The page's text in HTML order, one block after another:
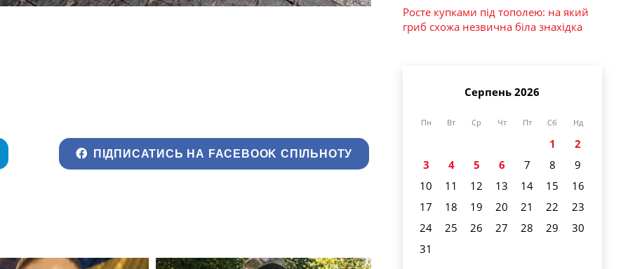
ПІДПИСАТИСЬ НА FACEBOOK СПІЛЬНОТУ
Росте купками під тополею: на який
гриб схожа незвична біла знахідка
Серпень 2026
Пн Вт Ср Чт Пт Сб Нд
1
2
3
4 5 6 7 8
9
10
11 12 13 14 15
16
17
18 19 20 21 22
23
24
25 26 27 28 29
30
31